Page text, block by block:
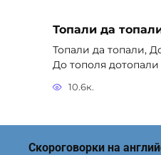
Топали да
Топали да топали,
До тополя дотопали
10.6к.
Скороговорки на